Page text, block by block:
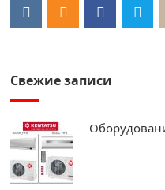
Свежие записи